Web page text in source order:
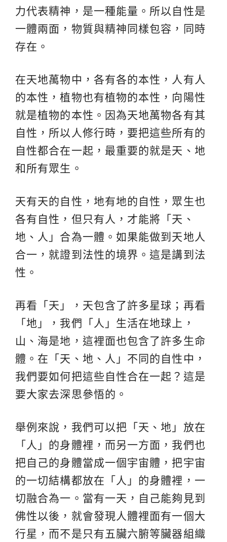
力代表精神，是一種能量。所以自性是
一體兩面，物質與精神同樣包容，同時
存在。
在天地萬物中，各有各的本性，人有人
的本性，植物也有植物的本性，向陽性
就是植物的本性。因為天地萬物各有其
自性，所以人修行時，要把這些所有的
自性都合在一起，最重要的就是天、地
和所有眾生。
天有天的自性，地有地的自性，眾生也
各有自性，但只有人，才能將「天、
地、人」合為一體。如果能做到天地人
合一，就證到法性的境界。這是講到法
性。
再看「天」，天包含了許多星球；再看
「地」，我們「人」生活在地球上，
山、海是地，這裡面也包含了許多生命
體。在「天、地、人」不同的自性中，
我們要如何把這些自性合在一起？這是
要大家去深思參悟的。
舉例來說，我們可以把「天、地」放在
「人」的身體裡，而另一方面，我們也
把自己的身體當成一個宇宙體，把宇宙
的一切結構都放在「人」的身體裡，一
切融合為一。當有一天，自己能夠見到
佛性以後，就會發現人體裡面有一個大
行星，而不是只有五臟六腑等臟器組織